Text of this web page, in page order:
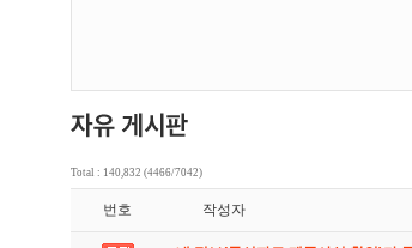
Total : 140,832 (4466/7042)
번호 작성자